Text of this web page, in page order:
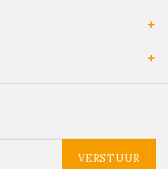
VERSTUUR